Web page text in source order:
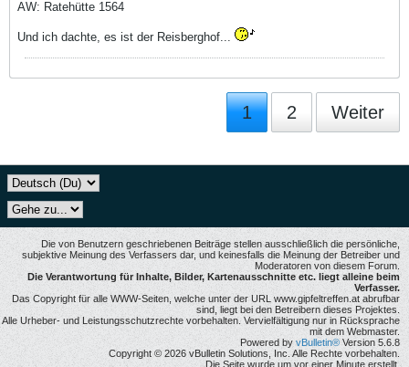
AW: Ratehütte 1564
Und ich dachte, es ist der Reisberghof...
1 2 Weiter
Die von Benutzern geschriebenen Beiträge stellen ausschließlich die persönliche,
subjektive Meinung des Verfassers dar, und keinesfalls die Meinung der Betreiber und
Moderatoren von diesem Forum.
Die Verantwortung für Inhalte, Bilder, Kartenausschnitte etc. liegt alleine beim
Verfasser.
Das Copyright für alle WWW-Seiten, welche unter der URL www.gipfeltreffen.at abrufbar
sind, liegt bei den Betreibern dieses Projektes.
Alle Urheber- und Leistungsschutzrechte vorbehalten. Vervielfältigung nur in Rücksprache
mit dem Webmaster.
Powered by vBulletin® Version 5.6.8
Copyright © 2026 vBulletin Solutions, Inc. Alle Rechte vorbehalten.
Die Seite wurde um vor einer Minute erstellt.